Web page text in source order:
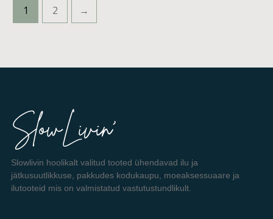
1 2 →
Slowlivin hoolikalt valitud tooted ühendavad ilu ja
jätkusuutlikkuse, pakkudes kodukaupu, moeaksessuaare ja
ilutooteid mis on valmistatud vastutustundlikult.